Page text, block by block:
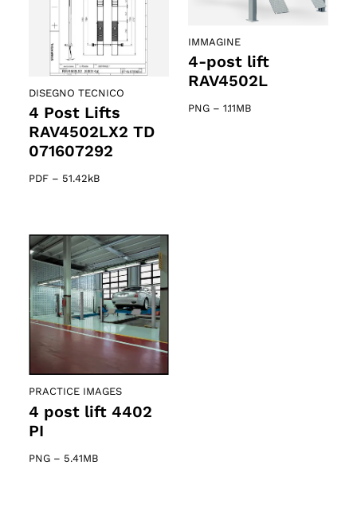
DISEGNO TECNICO
4 Post Lifts
RAV4502LX2 TD
071607292
PDF – 51.42kB
IMMAGINE
4-post lift
RAV4502L
PNG – 1.11MB
PRACTICE IMAGES
4 post lift 4402
PI
PNG – 5.41MB